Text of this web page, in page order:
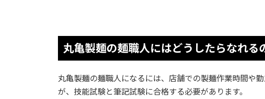
丸亀製麺の麺職人にはどうしたらなれる
丸亀製麺の麺職人になるには、店舗での製麺作業時間や
が、技能試験と筆記試験に合格する必要があります。